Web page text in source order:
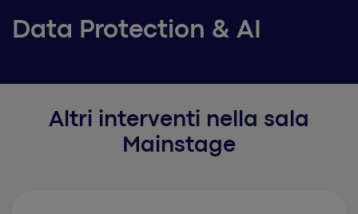
Data Protection & AI
Altri interventi nella sala
Mainstage